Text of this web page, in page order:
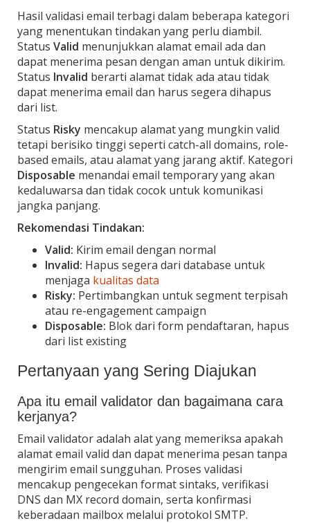
Hasil validasi email terbagi dalam beberapa kategori
yang menentukan tindakan yang perlu diambil.
Status Valid menunjukkan alamat email ada dan
dapat menerima pesan dengan aman untuk dikirim.
Status Invalid berarti alamat tidak ada atau tidak
dapat menerima email dan harus segera dihapus
dari list.
Status Risky mencakup alamat yang mungkin valid
tetapi berisiko tinggi seperti catch-all domains, role-
based emails, atau alamat yang jarang aktif. Kategori
Disposable menandai email temporary yang akan
kedaluwarsa dan tidak cocok untuk komunikasi
jangka panjang.
Rekomendasi Tindakan:
Valid: Kirim email dengan normal
Invalid: Hapus segera dari database untuk
menjaga kualitas data
Risky: Pertimbangkan untuk segment terpisah
atau re-engagement campaign
Disposable: Blok dari form pendaftaran, hapus
dari list existing
Pertanyaan yang Sering Diajukan
Apa itu email validator dan bagaimana cara
kerjanya?
Email validator adalah alat yang memeriksa apakah
alamat email valid dan dapat menerima pesan tanpa
mengirim email sungguhan. Proses validasi
mencakup pengecekan format sintaks, verifikasi
DNS dan MX record domain, serta konfirmasi
keberadaan mailbox melalui protokol SMTP.